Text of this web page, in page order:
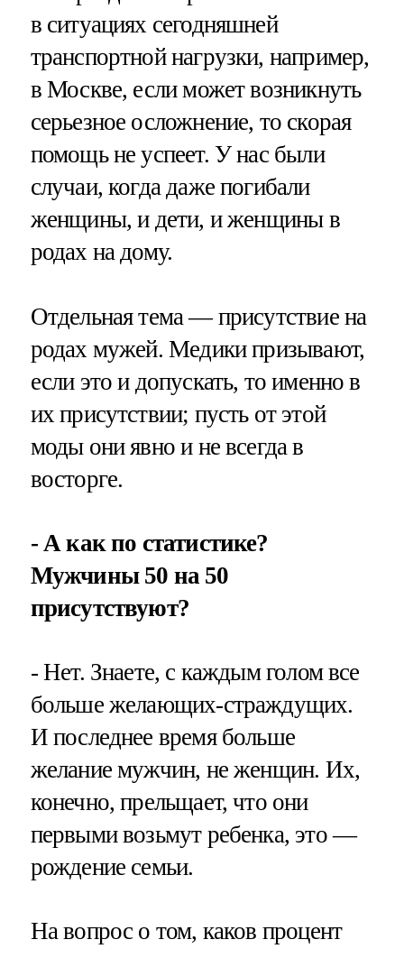
в ситуациях сегодняшней
транспортной нагрузки, например,
в Москве, если может возникнуть
серьезное осложнение, то скорая
помощь не успеет. У нас были
случаи, когда даже погибали
женщины, и дети, и женщины в
родах на дому.
Отдельная тема — присутствие на
родах мужей. Медики призывают,
если это и допускать, то именно в
их присутствии; пусть от этой
моды они явно и не всегда в
восторге.
- А как по статистике?
Мужчины 50 на 50
присутствуют?
- Нет. Знаете, с каждым голом все
больше желающих-страждущих.
И последнее время больше
желание мужчин, не женщин. Их,
конечно, прельщает, что они
первыми возьмут ребенка, это —
рождение семьи.
На вопрос о том, каков процент